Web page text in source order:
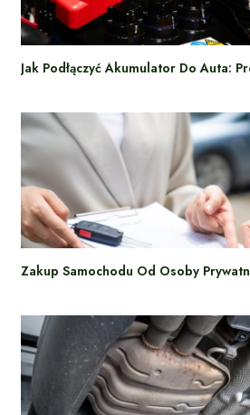
Jak Podłączyć Akumulator Do Auta:
Zakup Samochodu Od Osoby